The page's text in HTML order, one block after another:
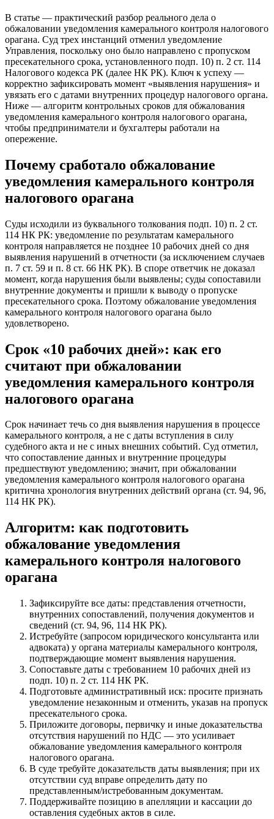
В статье — практический разбор реального дела о
обжаловании уведомления камерального контроля налогового
орагана. Суд трех инстанций отменил уведомление
Управления, поскольку оно было направлено с пропуском
пресекательного срока, установленного подп. 10) п. 2 ст. 114
Налогового кодекса РК (далее НК РК). Ключ к успеху —
корректно зафиксировать момент «выявления нарушения» и
увязать его с датами внутренних процедур налогового органа.
Ниже — алгоритм контрольных сроков для обжалования
уведомления камерального контроля налогового орагана,
чтобы предприниматели и бухгалтеры работали на
опережение.
Почему сработало обжалование
уведомления камерального контроля
налогового орагана
Суды исходили из буквального толкования подп. 10) п. 2 ст.
114 НК РК: уведомление по результатам камерального
контроля направляется не позднее 10 рабочих дней со дня
выявления нарушений в отчетности (за исключением случаев
п. 7 ст. 59 и п. 8 ст. 66 НК РК). В споре ответчик не доказал
момент, когда нарушения были выявлены; суды сопоставили
внутренние документы и пришли к выводу о пропуске
пресекательного срока. Поэтому обжалование уведомления
камерального контроля налогового орагана было
удовлетворено.
Срок «10 рабочих дней»: как его
считают при обжаловании
уведомления камерального контроля
налогового орагана
Срок начинает течь со дня выявления нарушения в процессе
камерального контроля, а не с даты вступления в силу
судебного акта и не с иных внешних событий. Суд отметил,
что сопоставление данных и внутренние процедуры
предшествуют уведомлению; значит, при обжаловании
уведомления камерального контроля налогового орагана
критична хронология внутренних действий органа (ст. 94, 96,
114 НК РК).
Алгоритм: как подготовить
обжалование уведомления
камерального контроля налогового
орагана
Зафиксируйте все даты: представления отчетности,
внутренних сопоставлений, получения документов и
сведений (ст. 94, 96, 114 НК РК).
Истребуйте (запросом юридического консультанта или
адвоката) у органа материалы камерального контроля,
подтверждающие момент выявления нарушения.
Сопоставьте даты с требованием 10 рабочих дней из
подп. 10) п. 2 ст. 114 НК РК.
Подготовьте административный иск: просите признать
уведомление незаконным и отменить, указав на пропуск
пресекательного срока.
Приложите договоры, первичку и иные доказательства
отсутствия нарушений по НДС — это усиливает
обжалование уведомления камерального контроля
налогового орагана.
В суде требуйте доказательств даты выявления; при их
отсутствии суд вправе определить дату по
представленным/истребованным документам.
Поддерживайте позицию в апелляции и кассации до
оставления судебных актов в силе.